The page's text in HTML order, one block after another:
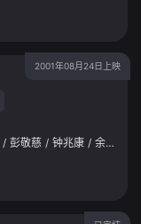
2001年08月24日上映
/ 彭敬慈 / 钟兆康 / 余家豪